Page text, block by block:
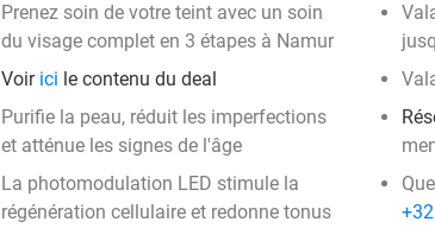
Prenez soin de votre teint avec un soin
du visage complet en 3 étapes à Namur
Voir ici le contenu du deal
Purifie la peau, réduit les imperfections
et atténue les signes de l'âge
La photomodulation LED stimule la
régénération cellulaire et redonne tonus